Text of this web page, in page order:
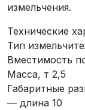
измельчения.
Технические
Тип
Вместимость
Масса, т 2,5
Габаритные
— длина 10